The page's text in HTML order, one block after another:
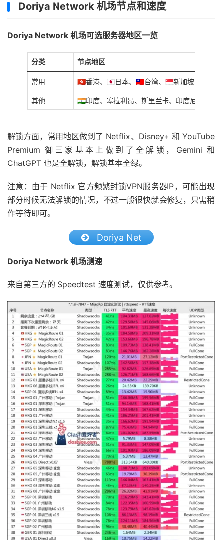
Doriya Network 机场节点和速度
Doriya Network 机场可选服务器地区一览
分类 节点地区
常用 🇭🇰香港、🇯🇵日本、🇹🇼台湾、🇸🇬新加坡、🇺🇸美
其他 🇮🇳印度、塞拉利昂、斯里兰卡、印度尼西亚、
解锁方面，常用地区做到了 Netflix、Disney+ 和 YouTube
Premium 御三家基本上做到了全解锁，Gemini 和
ChatGPT 也是全解锁，解锁基本全绿。
注意：由于 Netflix 官方频繁封锁VPN服务器IP，可能出现
部分时候无法解锁的情况，不过一般很快就会修复，只需稍
作等待即可。
Doriya Net
Doriya Network 机场测速
来自第三方的 Speedtest 速度测试，仅供参考。